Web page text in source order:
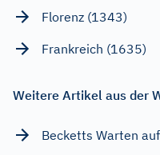
Florenz (1343)
Frankreich (1635)
Weitere Artikel aus der
Becketts Warten